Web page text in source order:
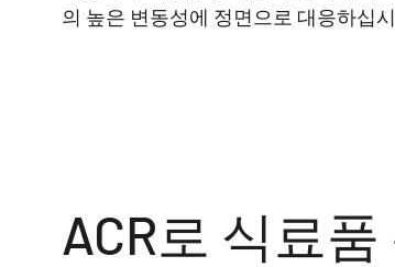
의 높은 변동성에 정면으로 대응하십
ACR로 식료